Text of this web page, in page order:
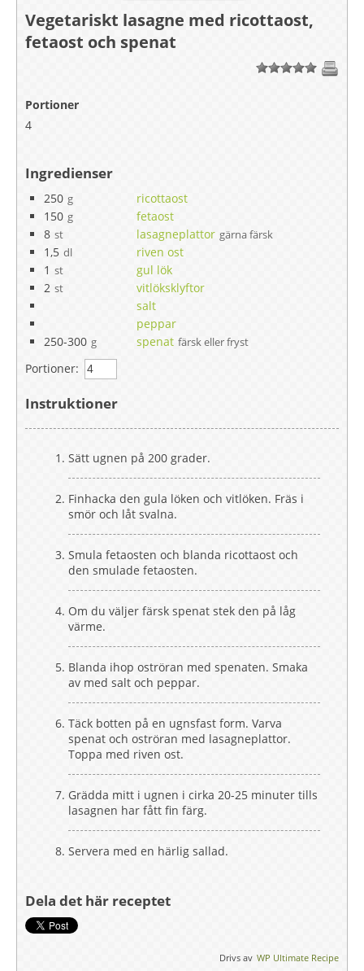
Vegetariskt lasagne med ricottaost,
fetaost och spenat
1 2 3 4 5
Portioner
4
Ingredienser
250 g
ricottaost
150 g
fetaost
8 st lasagneplattor gärna färsk
1,5 dl
riven ost
1 st
gul lök
2 st
vitlöksklyftor
salt
peppar
250-300 g spenat färsk eller fryst
Portioner:
Instruktioner
Sätt ugnen på 200 grader.
Finhacka den gula löken och vitlöken. Fräs i
smör och låt svalna.
Smula fetaosten och blanda ricottaost och
den smulade fetaosten.
Om du väljer färsk spenat stek den på låg
värme.
Blanda ihop oströran med spenaten. Smaka
av med salt och peppar.
Täck botten på en ugnsfast form. Varva
spenat och oströran med lasagneplattor.
Toppa med riven ost.
Grädda mitt i ugnen i cirka 20-25 minuter tills
lasagnen har fått fin färg.
Servera med en härlig sallad.
Dela det här receptet
Drivs av WP Ultimate Recipe